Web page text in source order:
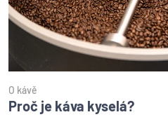
O kávě
Proč je káva kyselá?